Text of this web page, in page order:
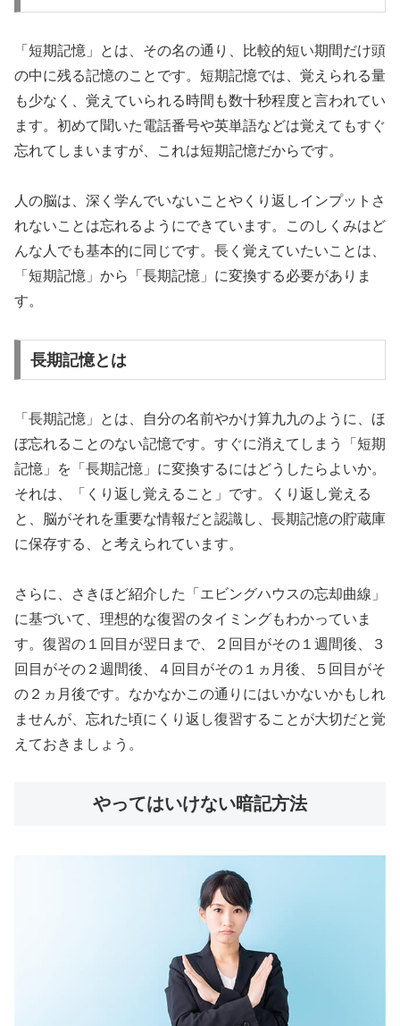
「短期記憶」とは、その名の通り、比較的短い期間だけ頭
の中に残る記憶のことです。短期記憶では、覚えられる量
も少なく、覚えていられる時間も数十秒程度と言われてい
ます。初めて聞いた電話番号や英単語などは覚えてもすぐ
忘れてしまいますが、これは短期記憶だからです。
人の脳は、深く学んでいないことやくり返しインプットさ
れないことは忘れるようにできています。このしくみはど
んな人でも基本的に同じです。長く覚えていたいことは、
「短期記憶」から「長期記憶」に変換する必要がありま
す。
長期記憶とは
「長期記憶」とは、自分の名前やかけ算九九のように、ほ
ぼ忘れることのない記憶です。すぐに消えてしまう「短期
記憶」を「長期記憶」に変換するにはどうしたらよいか。
それは、「くり返し覚えること」です。くり返し覚える
と、脳がそれを重要な情報だと認識し、長期記憶の貯蔵庫
に保存する、と考えられています。
さらに、さきほど紹介した「エビングハウスの忘却曲線」
に基づいて、理想的な復習のタイミングもわかっていま
す。復習の１回目が翌日まで、２回目がその１週間後、３
回目がその２週間後、４回目がその１ヵ月後、５回目がそ
の２ヵ月後です。なかなかこの通りにはいかないかもしれ
ませんが、忘れた頃にくり返し復習することが大切だと覚
えておきましょう。
やってはいけない暗記方法